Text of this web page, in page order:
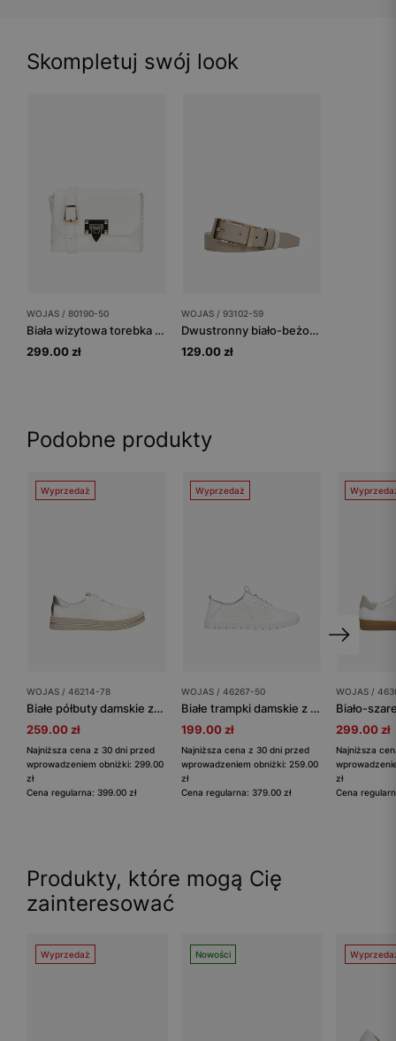
Skompletuj swój look
WOJAS / 80190-50
Biała wizytowa torebka ze skóry naturalnej
299.00 zł
WOJAS / 93102-59
Dwustronny biało-beżowy pasek damski skórzany
129.00 zł
Podobne produkty
Wyprzedaż
WOJAS / 46214-78
Białe półbuty damskie ze złotymi elementami i beżową podeszwą
259.00 zł
Najniższa cena z 30 dni przed
wprowadzeniem obniżki: 299.00
zł
Cena regularna: 399.00 zł
Wyprzedaż
WOJAS / 46267-50
Białe trampki damskie z perforowanej skóry licowej
199.00 zł
Najniższa cena z 30 dni przed
wprowadzeniem obniżki: 259.00
zł
Cena regularna: 379.00 zł
WOJAS /
299.00 zł
Najniższa
zł
Cena
Produkty, które mogą Cię
zainteresować
Wyprzedaż Nowości